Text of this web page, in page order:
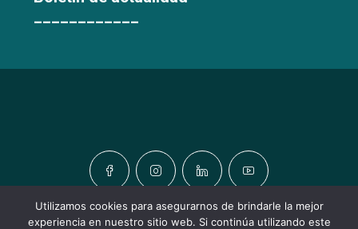
____________
© TODOS LOS DERECHOS RESERVADOS © URBATIC HOMES
Utilizamos cookies para asegurarnos de brindarle la mejor
experiencia en nuestro sitio web. Si continúa utilizando este